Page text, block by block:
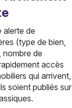
alerte de
(type de bien,
nombre de
accès
qui arrivent,
soient publiés sur